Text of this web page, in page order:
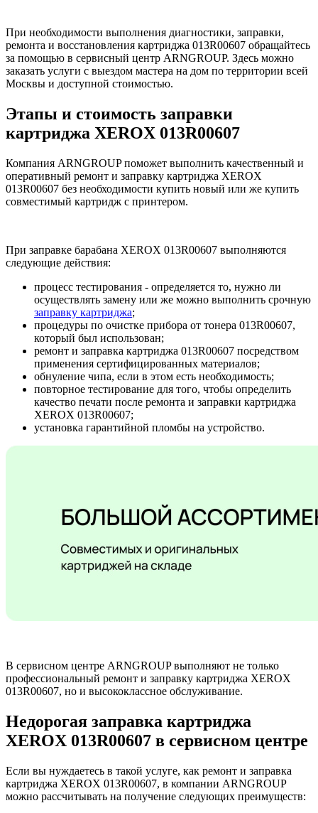
При необходимости выполнения диагностики, заправки,
ремонта и восстановления картриджа 013R00607 обращайтесь
за помощью в сервисный центр ARNGROUP. Здесь можно
заказать услуги с выездом мастера на дом по территории всей
Москвы и доступной стоимостью.
Этапы и стоимость заправки
картриджа XEROX 013R00607
Компания ARNGROUP поможет выполнить качественный и
оперативный ремонт и заправку картриджа XEROX
013R00607 без необходимости купить новый или же купить
совместимый картридж с принтером.
При заправке барабана XEROX 013R00607 выполняются
следующие действия:
процесс тестирования - определяется то, нужно ли
осуществлять замену или же можно выполнить срочную
заправку картриджа;
процедуры по очистке прибора от тонера 013R00607,
который был использован;
ремонт и заправка картриджа 013R00607 посредством
применения сертифицированных материалов;
обнуление чипа, если в этом есть необходимость;
повторное тестирование для того, чтобы определить
качество печати после ремонта и заправки картриджа
XEROX 013R00607;
установка гарантийной пломбы на устройство.
В сервисном центре ARNGROUP выполняют не только
профессиональный ремонт и заправку картриджа XEROX
013R00607, но и высококлассное обслуживание.
Недорогая заправка картриджа
XEROX 013R00607 в сервисном центре
Если вы нуждаетесь в такой услуге, как ремонт и заправка
картриджа XEROX 013R00607, в компании ARNGROUP
можно рассчитывать на получение следующих преимуществ: